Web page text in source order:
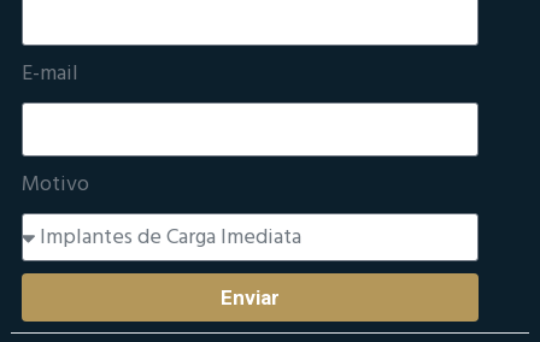
E-mail
Motivo
Enviar